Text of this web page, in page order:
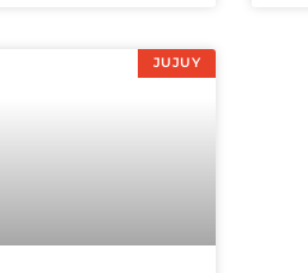
JUJUY